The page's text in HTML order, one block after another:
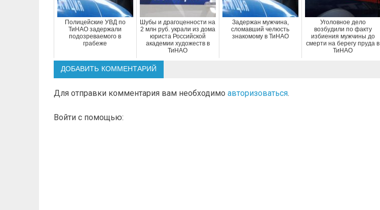
Полицейские УВД по
ТиНАО задержали
подозреваемого в
грабеже
Шубы и драгоценности на
2 млн руб. украли из дома
юриста Российской
академии художеств в
ТиНАО
Задержан мужчина,
сломавший челюсть
знакомому в ТиНАО
Уголовное дело
возбудили по факту
избиения мужчины до
смерти на берегу пруда в
ТиНАО
ДОБАВИТЬ КОММЕНТАРИЙ
Для отправки комментария вам необходимо авторизоваться.
Войти с помощью: